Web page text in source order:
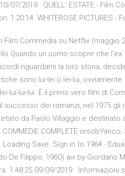
07/2019 · QUELL' ESTATE - Film
1:20:14. WHITEROSE PICTURES
Film Commedia su Netflix (maggio
Quando un uomo scopre che
riguardanti la loro storia,
sono lui-lei o lei-lui,
lui-lui-lui. È il primo vero film di
successo dei romanzi, nel 1975 gli
da Paolo Villaggio e destinato
COMMEDIE COMPLETE
Loading Save. Sign in to 1964 -
De Filippo, 1960).avi by Giordano
1:48:25 09/09/2019 ·